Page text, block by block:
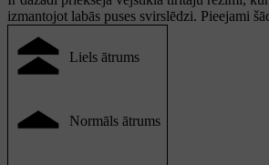
izmantojot labās puses svirslēdzi. Pieejami
Liels ātrums
Normāls ātrums